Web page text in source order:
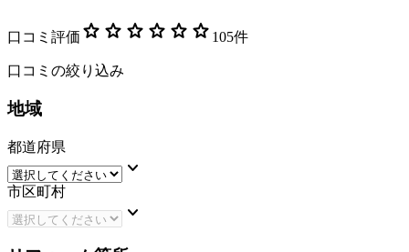
口コミ評価 star star star star star star 105件
口コミの絞り込み
地域
都道府県
keyboard_arrow_down
市区町村
keyboard_arrow_down